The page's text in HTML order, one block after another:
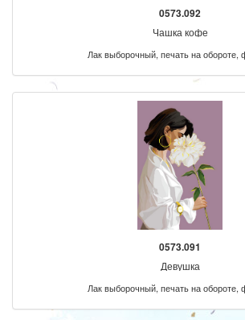
0573.092
Чашка кофе
Лак выборочный, печать на обороте,
0573.091
Девушка
Лак выборочный, печать на обороте,